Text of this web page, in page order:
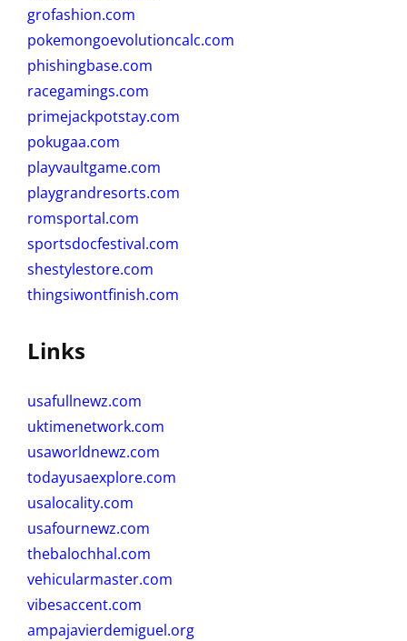
grofashion.com
pokemongoevolutioncalc.com
phishingbase.com
racegamings.com
primejackpotstay.com
pokugaa.com
playvaultgame.com
playgrandresorts.com
romsportal.com
sportsdocfestival.com
shestylestore.com
thingsiwontfinish.com
Links
usafullnewz.com
uktimenetwork.com
usaworldnewz.com
todayusaexplore.com
usalocality.com
usafournewz.com
thebalochhal.com
vehicularmaster.com
vibesaccent.com
ampajavierdemiguel.org